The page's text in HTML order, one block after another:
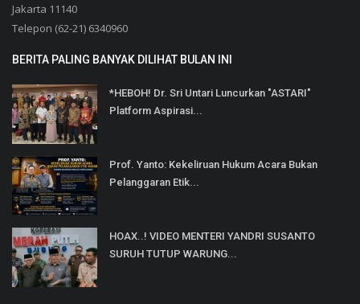
Jakarta 11140
Telepon (62-21) 6340960
BERITA PALING BANYAK DILIHAT BULAN INI
*HEBOH! Dr. Sri Untari Luncurkan "ASTARI"
Platform Aspirasi...
Prof. Yanto: Kekeliruan Hukum Acara Bukan
Pelanggaran Etik...
HOAX..! VIDEO MENTERI YANDRI SUSANTO
SURUH TUTUP WARUNG...